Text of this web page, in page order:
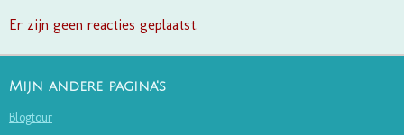
Er zijn geen reacties geplaatst.
Mijn andere pagina's
Blogtour